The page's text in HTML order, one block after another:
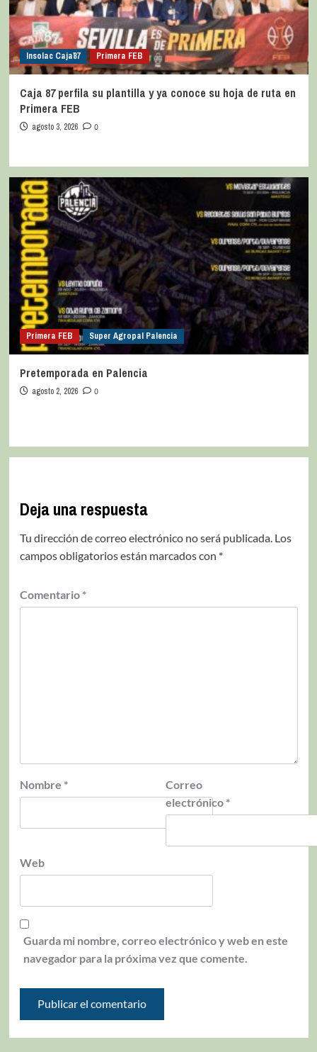
Insolac Caja´87 Primera FEB
Caja 87 perfila su plantilla y ya conoce su hoja de ruta en
Primera FEB
agosto 3, 2026 0
Primera FEB Super Agropal Palencia
Pretemporada en Palencia
agosto 2, 2026 0
Deja una respuesta
Tu dirección de correo electrónico no será publicada. Los
campos obligatorios están marcados con *
Comentario *
Nombre *
Correo
electrónico *
Web
Guarda mi nombre, correo electrónico y web en este
navegador para la próxima vez que comente.